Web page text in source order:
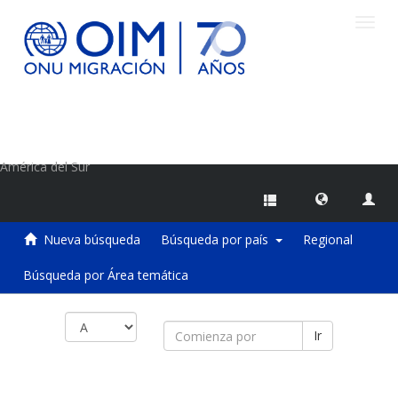
América del Sur
Nueva búsqueda Búsqueda por país Regional
Búsqueda por Área temática
Ir